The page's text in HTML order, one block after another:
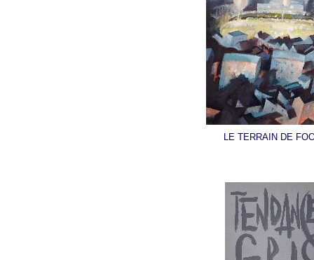
LE TERRAIN DE